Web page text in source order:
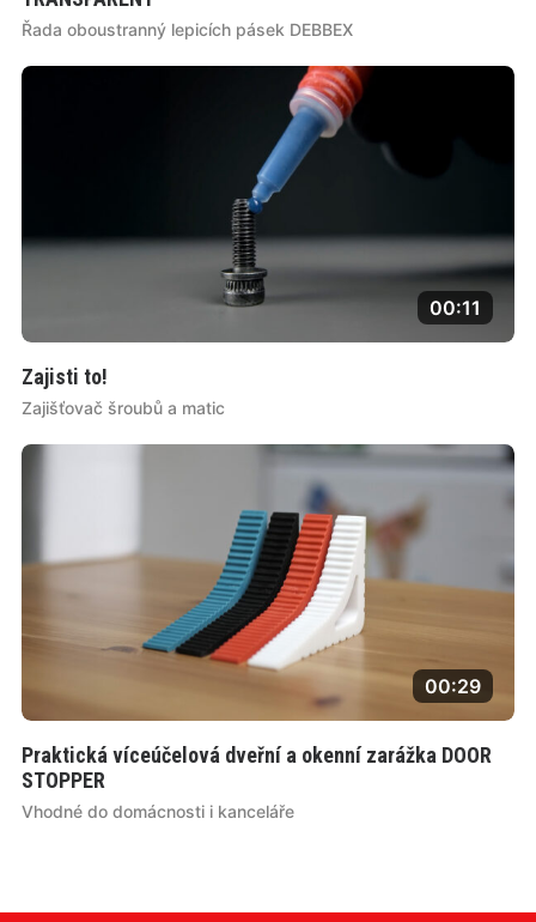
Řada oboustranný lepicích pásek DEBBEX
00:11
Zajisti to!
Zajišťovač šroubů a matic
00:29
Praktická víceúčelová dveřní a okenní zarážka DOOR
STOPPER
Vhodné do domácnosti i kanceláře